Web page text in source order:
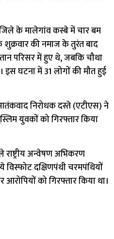
के मालेगांव कस्बे में चार बम
की नमाज के तुरंत बाद
परिसर में हुए थे, जबकि चौथा
घटना में 31 लोगों की मौत हुई
निरोधक दस्ते (एटीएस) ने
युवकों को गिरफ्तार किया
अन्वेषण अभिकरण
दक्षिणपंथी चरमपंथियों
को गिरफ्तार किया था।